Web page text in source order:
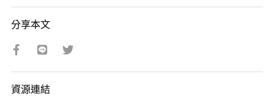
分享本文
資源連結